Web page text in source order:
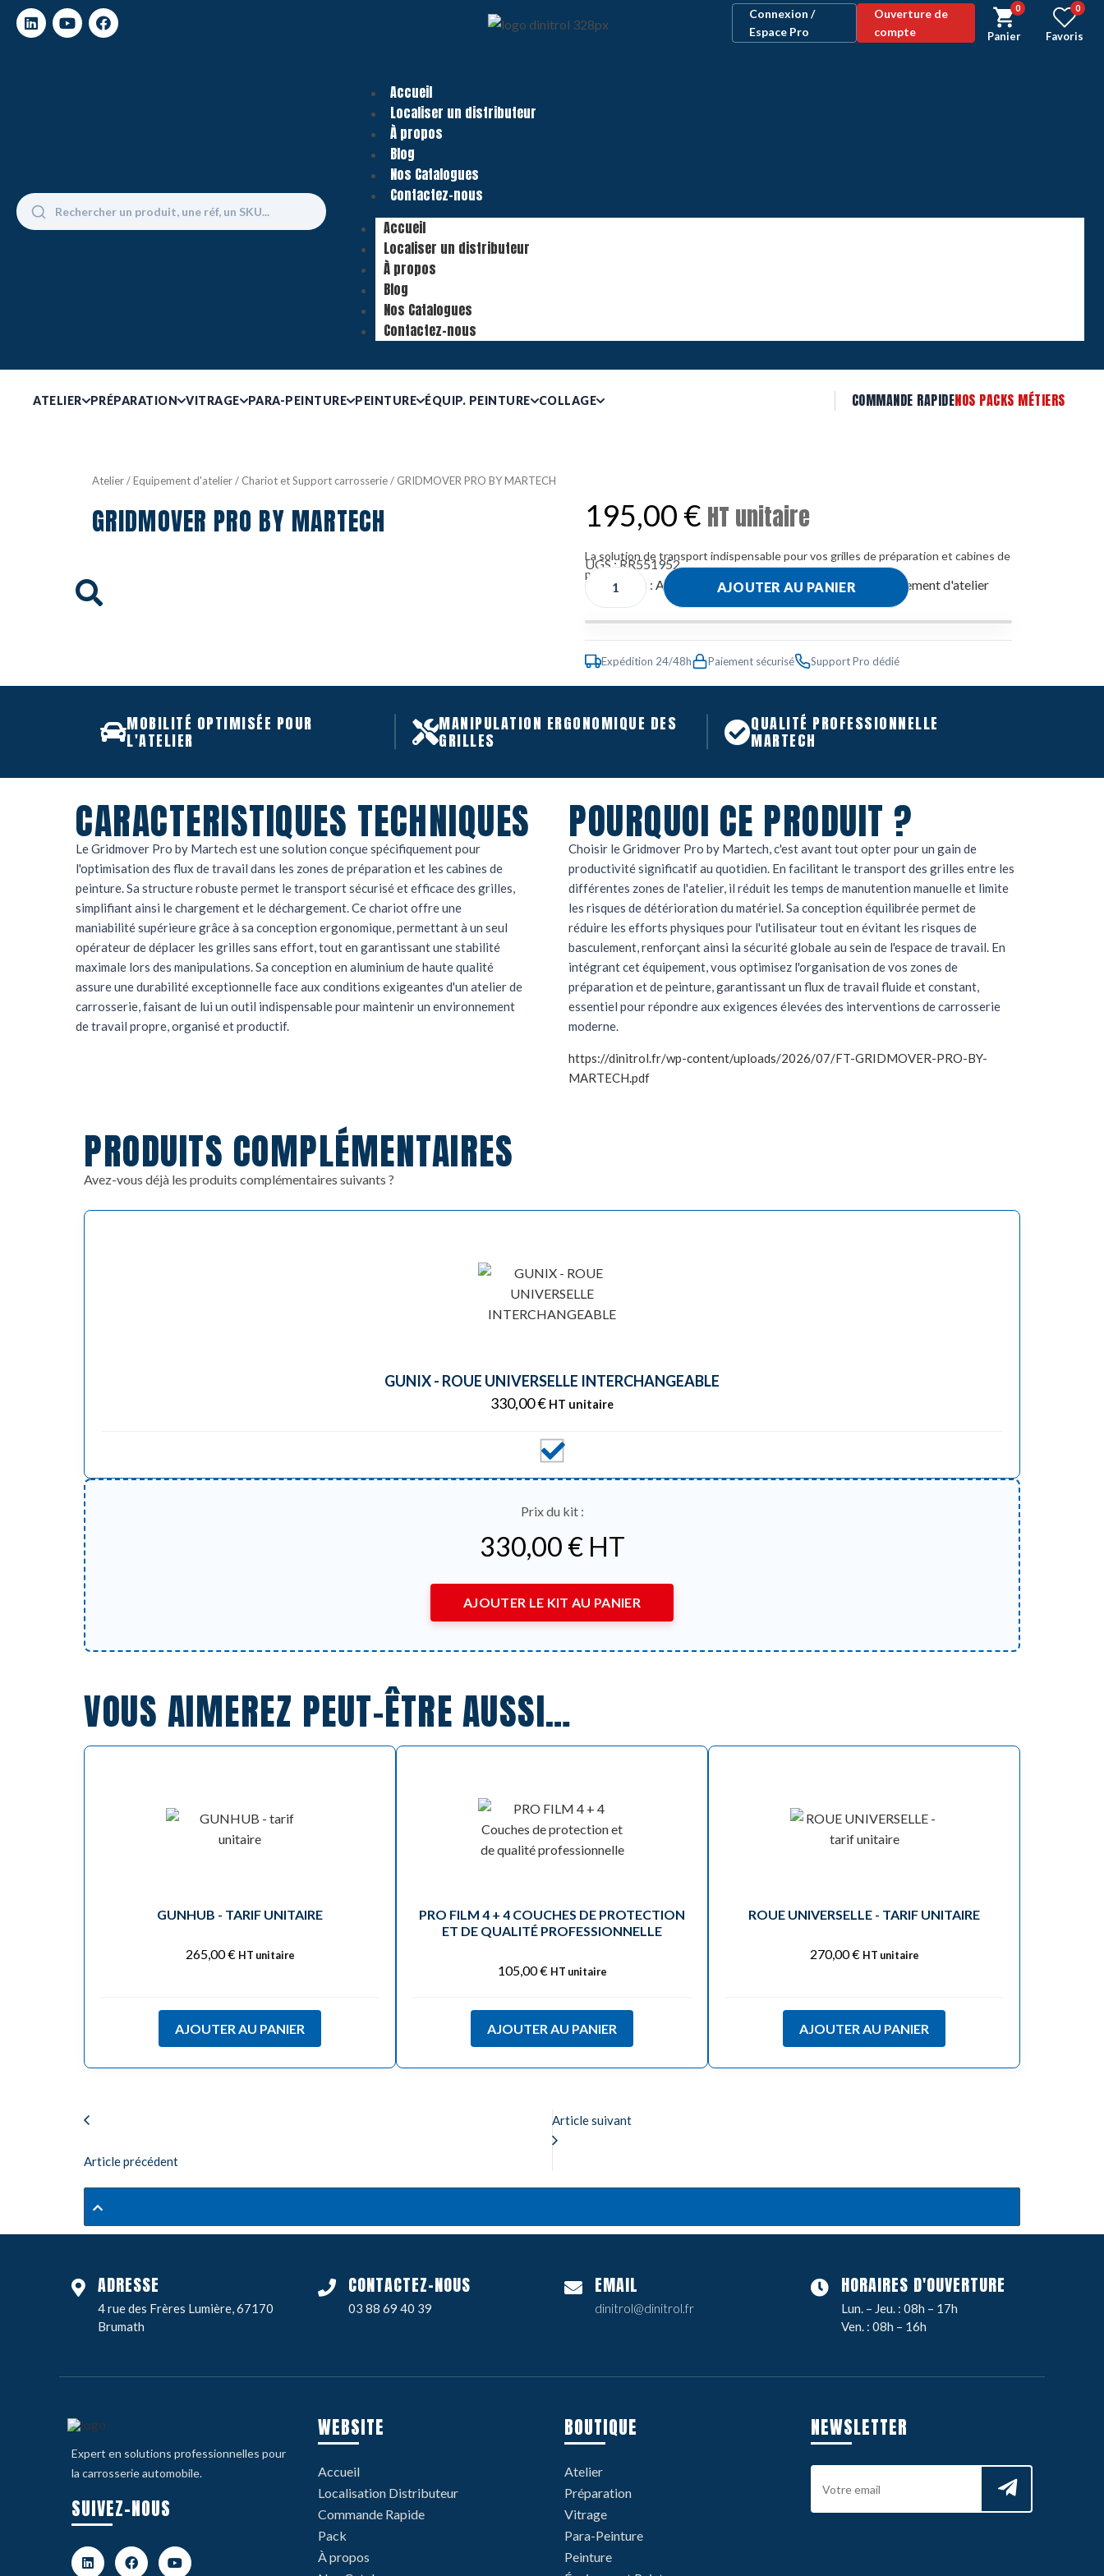
Connexion /
Espace Pro
Ouverture de
compte
0
Panier
0
Favoris
Accueil
Localiser un distributeur
À propos
Blog
Nos Catalogues
Contactez-nous
Accueil
Localiser un distributeur
À propos
Blog
Nos Catalogues
Contactez-nous
ATELIER PRÉPARATION VITRAGE PARA-PEINTURE PEINTURE ÉQUIP. PEINTURE COLLAGE COMMANDE RAPIDENOS PACKS MÉTIERS
Atelier/Equipement d'atelier/ Chariot et Support carrosserie/ GRIDMOVER PRO BY MARTECH
GRIDMOVER PRO BY MARTECH 195,00 € HT unitaire
La solution de transport indispensable pour vos grilles de préparation et cabines de
peinture.
UGS :RR551952
Catégories :Atelier Chariot et Support carrosserie Equipement d'atelier
AJOUTER AU PANIER
Expédition 24/48h Paiement sécurisé Support Pro dédié
MOBILITÉ OPTIMISÉE POUR
L'ATELIER
MANIPULATION ERGONOMIQUE DES
GRILLES
QUALITÉ PROFESSIONNELLE
MARTECH
CARACTERISTIQUES TECHNIQUES
Le Gridmover Pro by Martech est une solution conçue spécifiquement pour
l'optimisation des flux de travail dans les zones de préparation et les cabines de
peinture. Sa structure robuste permet le transport sécurisé et efficace des grilles,
simplifiant ainsi le chargement et le déchargement. Ce chariot offre une
maniabilité supérieure grâce à sa conception ergonomique, permettant à un seul
opérateur de déplacer les grilles sans effort, tout en garantissant une stabilité
maximale lors des manipulations. Sa conception en aluminium de haute qualité
assure une durabilité exceptionnelle face aux conditions exigeantes d'un atelier de
carrosserie, faisant de lui un outil indispensable pour maintenir un environnement
de travail propre, organisé et productif.
POURQUOI CE PRODUIT ?
Choisir le Gridmover Pro by Martech, c'est avant tout opter pour un gain de
productivité significatif au quotidien. En facilitant le transport des grilles entre les
différentes zones de l'atelier, il réduit les temps de manutention manuelle et limite
les risques de détérioration du matériel. Sa conception équilibrée permet de
réduire les efforts physiques pour l'utilisateur tout en évitant les risques de
basculement, renforçant ainsi la sécurité globale au sein de l'espace de travail. En
intégrant cet équipement, vous optimisez l'organisation de vos zones de
préparation et de peinture, garantissant un flux de travail fluide et constant,
essentiel pour répondre aux exigences élevées des interventions de carrosserie
moderne.
https://dinitrol.fr/wp-content/uploads/2026/07/FT-GRIDMOVER-PRO-BY-
MARTECH.pdf
PRODUITS COMPLÉMENTAIRES
Avez-vous déjà les produits complémentaires suivants ?
GUNIX - ROUE UNIVERSELLE INTERCHANGEABLE
330,00€ HT unitaire
Prix du kit :
330,00 €HT
AJOUTER LE KIT AU PANIER
VOUS AIMEREZ PEUT-ÊTRE AUSSI…
GUNHUB - TARIF UNITAIRE
265,00€ HT unitaire
AJOUTER AU PANIER
PRO FILM 4 + 4 COUCHES DE PROTECTION
ET DE QUALITÉ PROFESSIONNELLE
105,00€ HT unitaire
AJOUTER AU PANIER
ROUE UNIVERSELLE - TARIF UNITAIRE
270,00€ HT unitaire
AJOUTER AU PANIER
Article précédent
Article suivant
ADRESSE
4 rue des Frères Lumière, 67170
Brumath
CONTACTEZ-NOUS
03 88 69 40 39
EMAIL
dinitrol@dinitrol.fr
HORAIRES D'OUVERTURE
Lun. – Jeu. : 08h – 17h
Ven. : 08h – 16h
Expert en solutions professionnelles pour
la carrosserie automobile.
SUIVEZ-NOUS
WEBSITE
Accueil
Localisation Distributeur
Commande Rapide
Pack
À propos
BOUTIQUE
Atelier
Préparation
Vitrage
Para-Peinture
Peinture
NEWSLETTER